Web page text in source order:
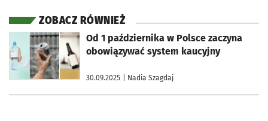
ZOBACZ RÓWNIEŻ
Od 1 października w Polsce zaczyna
obowiązywać system kaucyjny
30.09.2025 | Nadia Szagdaj
otworzy się w nowej karcie